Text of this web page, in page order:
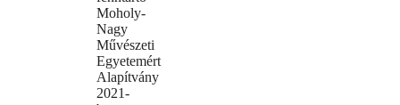
Moholy-
Nagy
Művészeti
Egyetemért
Alapítvány
2021-